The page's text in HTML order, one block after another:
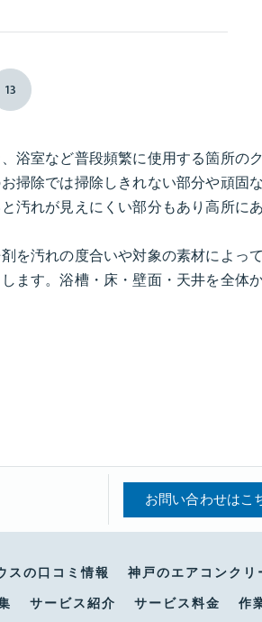
13
室など普段頻繁に使用する箇所の
除では掃除しきれない部分や頑固
汚れが見えにくい部分もあり高所に
を汚れの度合いや対象の素材によっ
ます。浴槽・床・壁面・天井を全体
お問い合わせはこ
スの口コミ情報
神戸のエアコンク
サービス紹介 サービス料金 作